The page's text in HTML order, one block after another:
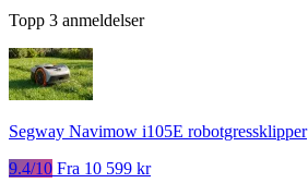
Topp 3 anmeldelser
Segway Navimow i105E robotgressklipper
9.4/10 Fra 10 599 kr